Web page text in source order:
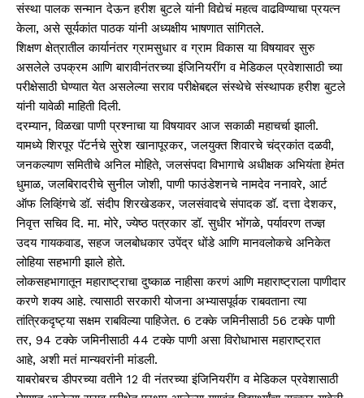
संस्था पालक सन्मान देऊन हरीश बुटले यांनी विद्येचं महत्व वाढविण्याचा प्रयत्न
केला, असे सूर्यकांत पाठक यांनी अध्यक्षीय भाषणात सांगितले.
शिक्षण क्षेत्रातील कार्यानंतर ग्रामसुधार व ग्राम विकास या विषयावर सुरु
असलेले उपक्रम आणि बारावीनंतरच्या इंजिनियरींग व मेडिकल प्रवेशासाठी च्या
परीक्षेसाठी घेण्यात येत असलेल्या सराव परीक्षेबद्दल संस्थेचे संस्थापक हरीश बुटले
यांनी यावेळी माहिती दिली.
दरम्यान, विळखा पाणी प्रश्नाचा या विषयावर आज सकाळी महाचर्चा झाली.
यामध्ये शिरपूर पॅटर्नचे सुरेश खानापूरकर, जलयुक्त शिवारचे चंद्रकांत दळवी,
जनकल्याण समितीचे अनिल मोहिते, जलसंपदा विभागाचे अधीक्षक अभियंता हेमंत
धुमाळ, जलबिरादरीचे सुनील जोशी, पाणी फाउंडेशनचे नामदेव ननावरे, आर्ट
ऑफ लिव्हिंगचे डॉ. संदीप शिरखेडकर, जलसंवादचे संपादक डॉ. दत्ता देशकर,
निवृत्त सचिव दि. मा. मोरे, ज्येष्ठ पत्रकार डॉ. सुधीर भोंगळे, पर्यावरण तज्ज्ञ
उदय गायकवाड, सहज जलबोधकार उपेंद्र धोंडे आणि मानवलोकचे अनिकेत
लोहिया सहभागी झाले होते.
लोकसहभागातून महाराष्ट्राचा दुष्काळ नाहीसा करणं आणि महाराष्ट्राला पाणीदार
करणे शक्य आहे. त्यासाठी सरकारी योजना अभ्यासपूर्वक राबवताना त्या
तांत्रिकदृष्ट्या सक्षम राबविल्या पाहिजेत. 6 टक्के जमिनीसाठी 56 टक्के पाणी
तर, 94 टक्के जमिनीसाठी 44 टक्के पाणी असा विरोधाभास महाराष्ट्रात
आहे, अशी मतं मान्यवरांनी मांडली.
याबरोबरच डीपरच्या वतीने 12 वी नंतरच्या इंजिनियरींग व मेडिकल प्रवेशासाठी